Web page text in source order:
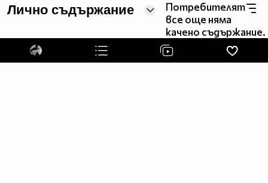
Лично съдържание
Потребителят
все още няма
качено съдържание.